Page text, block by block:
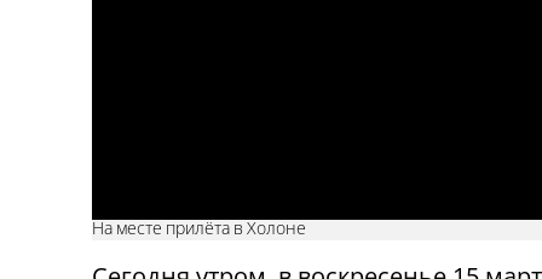
На месте прилёта в Холоне